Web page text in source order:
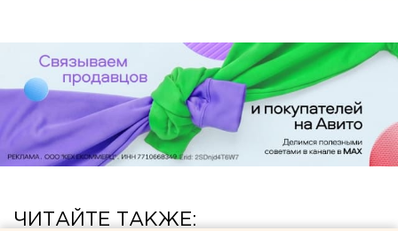
ЧИТАЙТЕ ТАКЖЕ: